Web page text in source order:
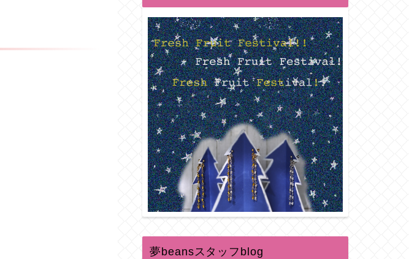
夢beansスタッフblog